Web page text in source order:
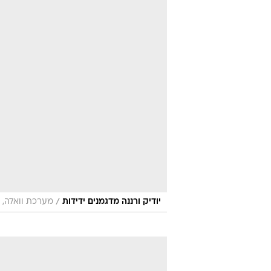
יודיק ורננה מדגמנים ידידות / מערכת וואלה,